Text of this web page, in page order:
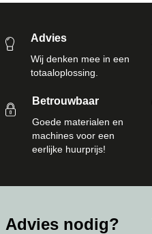
Advies
Wij denken mee in een
totaaloplossing.
Betrouwbaar
Goede materialen en
machines voor een
eerlijke huurprijs!
Advies nodig?